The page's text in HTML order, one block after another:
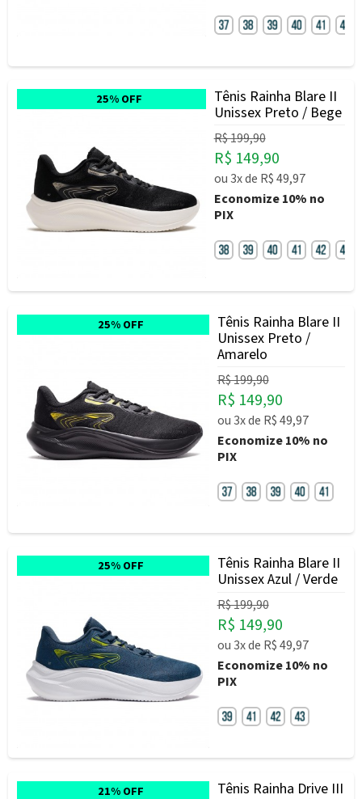
25% OFF
Tênis Rainha Blare II
Unissex Preto / Bege
R$ 199,90
R$ 149,90
ou3xde R$ 49,97
Economize10% no
PIX
25% OFF
Tênis Rainha Blare II
Unissex Preto /
Amarelo
R$ 199,90
R$ 149,90
ou3xde R$ 49,97
Economize10% no
PIX
25% OFF
Tênis Rainha Blare II
Unissex Azul / Verde
R$ 199,90
R$ 149,90
ou3xde R$ 49,97
Economize10% no
PIX
21% OFF
Tênis Rainha Drive III